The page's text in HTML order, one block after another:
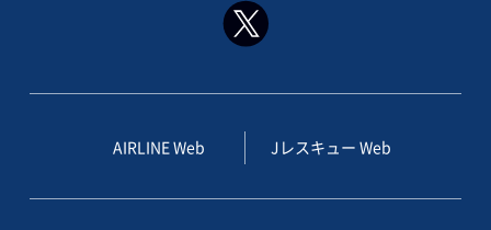
AIRLINE Web Jレスキュー Web